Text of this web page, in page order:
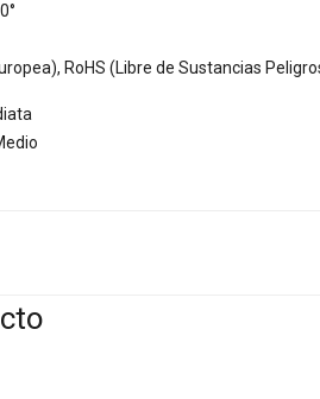
RoHS (Libre de Sustancias